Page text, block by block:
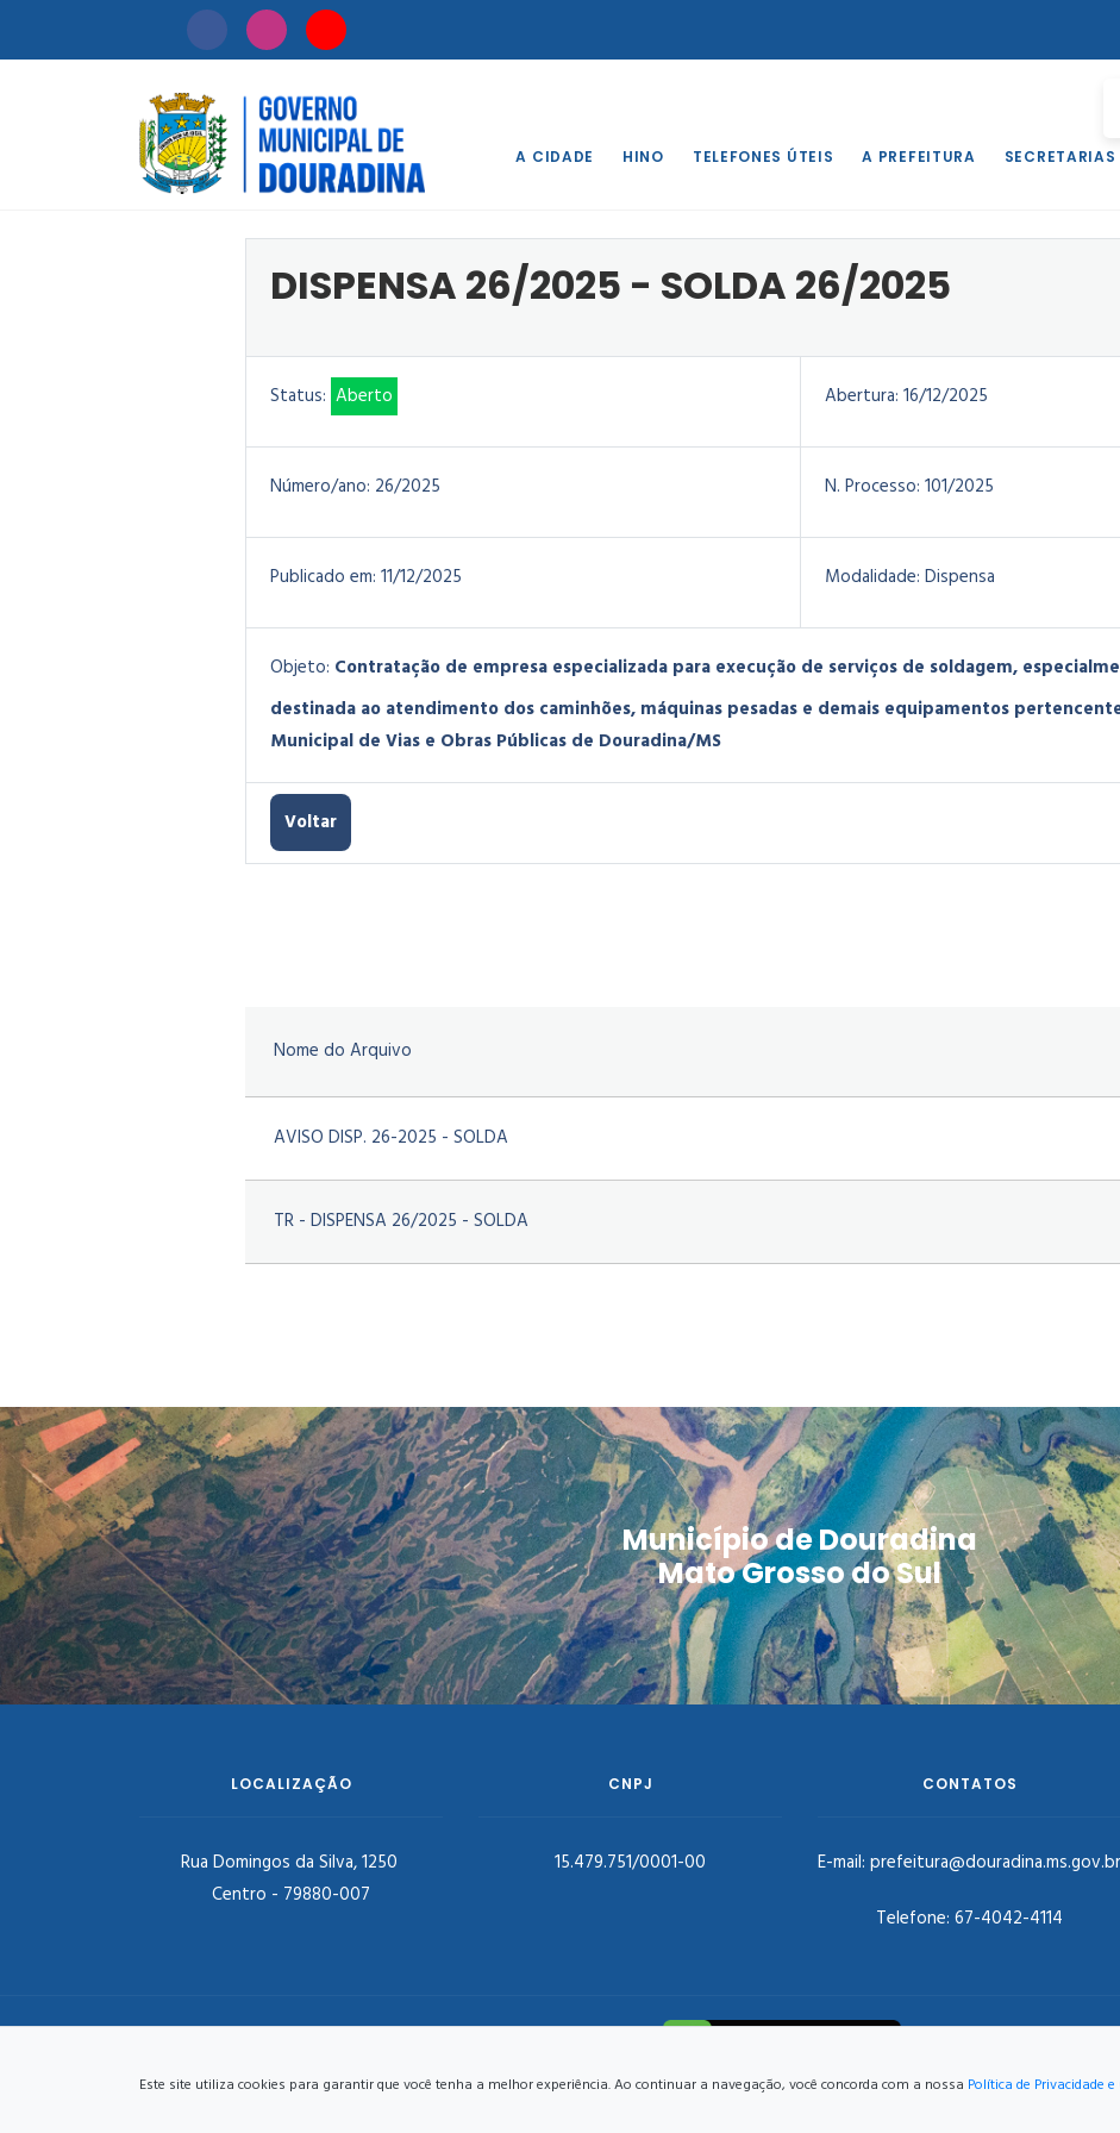
A CIDADE HINO TELEFONES ÚTEIS A PREFEITURA SECRETARIAS
Início
DISPENSA 26/2025 - SOLDA 26/2025
Status: Aberto Abertura: 16/12/2025
Número/ano: 26/2025 N. Processo: 101/2025
Publicado em: 11/12/2025 Modalidade: Dispensa
Objeto: Contratação de empresa especializada para execução de serviços de soldagem,
destinada ao atendimento dos caminhões, máquinas pesadas e demais equipamentos
Municipal de Vias e Obras Públicas de Douradina/MS
Voltar
Nome do Arquivo
AVISO DISP. 26-2025 - SOLDA
TR - DISPENSA 26/2025 - SOLDA
Município de Douradina
Mato Grosso do Sul
LOCALIZAÇÃO
Rua Domingos da Silva, 1250
Centro - 79880-007
CNPJ
15.479.751/0001-00
CONTATOS
E-mail: prefeitura@douradina.ms.gov.br
Telefone: 67-4042-4114
Este site utiliza cookies para garantir que você tenha a melhor experiência. Ao continuar a navegação, você concorda com a nossa Política de Privacidade